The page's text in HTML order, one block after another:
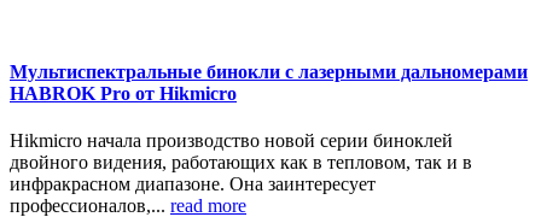
Мультиспектральные бинокли с лазерными дальномерами
HABROK Pro от Hikmicro
Hikmicro начала производство новой серии биноклей
двойного видения, работающих как в тепловом, так и в
инфракрасном диапазоне. Она заинтересует
профессионалов,... read more